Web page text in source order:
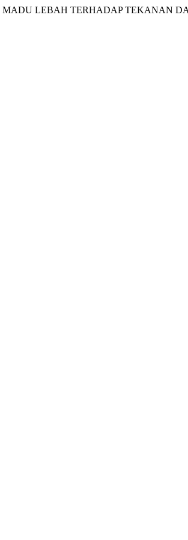
LEBAH TERHADAP TEKANAN